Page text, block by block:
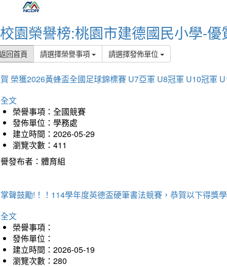
校園榮譽榜:桃園市建德國民小學-優
回首頁 請選擇榮譽事項 請選擇發佈單位
榮獲2026黃蜂盃全國足球錦標賽 U7亞軍 U8冠軍 U10冠軍
文
榮譽事項：全國競賽
發佈單位：學務處
建立時間：2026-05-29
瀏覽次數：411
發布者：體育組
聲鼓勵!！！114學年度英德盃硬筆書法競賽，恭賀以下得獎
文
榮譽事項：
發佈單位：
建立時間：2026-05-19
瀏覽次數：280